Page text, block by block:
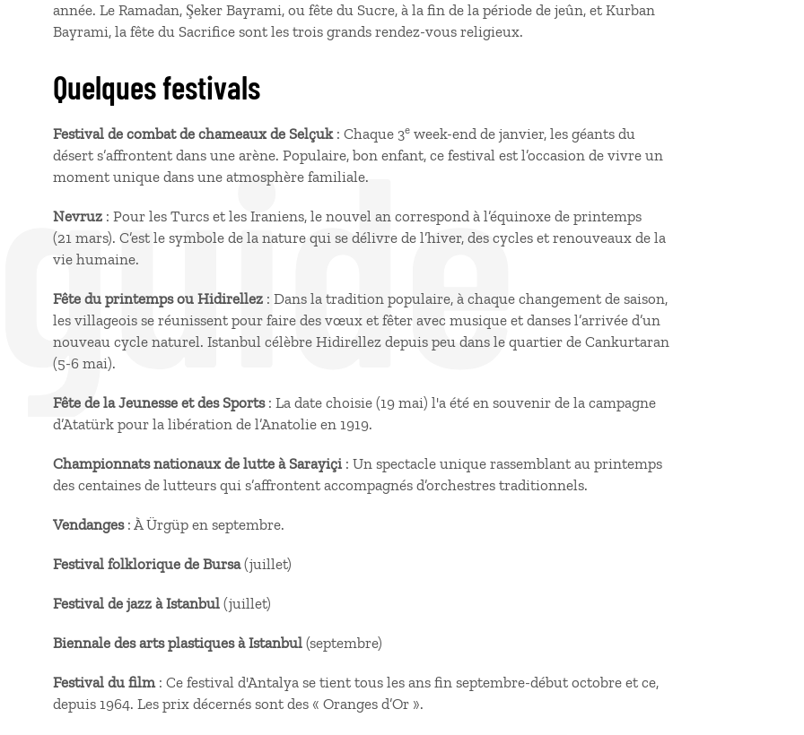
année. Le Ramadan, Şeker Bayrami, ou fête du Sucre, à la fin de la période de jeûn, et Kurban
Bayrami, la fête du Sacrifice sont les trois grands rendez-vous religieux.
Quelques festivals
Festival de combat de chameaux de Selçuk: Chaque 3e week-end de janvier, les géants du
désert s’affrontent dans une arène. Populaire, bon enfant, ce festival est l’occasion de vivre un
moment unique dans une atmosphère familiale.
Nevruz : Pour les Turcs et les Iraniens, le nouvel an correspond à l’équinoxe de printemps
(21 mars). C’est le symbole de la nature qui se délivre de l’hiver, des cycles et renouveaux de la
vie humaine.
Fête du printemps ou Hidirellez : Dans la tradition populaire, à chaque changement de saison,
les villageois se réunissent pour faire des vœux et fêter avec musique et danses l’arrivée d’un
nouveau cycle naturel. Istanbul célèbre Hidirellez depuis peu dans le quartier de Cankurtaran
(5-6 mai).
Fête de la Jeunesse et des Sports: La date choisie (19 mai) l'a été en souvenir de la campagne
d’Atatürk pour la libération de l’Anatolie en 1919.
Championnats nationaux de lutte à Sarayiçi : Un spectacle unique rassemblant au printemps
des centaines de lutteurs qui s’affrontent accompagnés d’orchestres traditionnels.
Vendanges: À Ürgüp en septembre.
Festival folklorique de Bursa(juillet)
Festival de jazz à Istanbul (juillet)
Biennale des arts plastiques à Istanbul (septembre)
Festival du film: Ce festival d'Antalya se tient tous les ans fin septembre-début octobre et ce,
depuis 1964. Les prix décernés sont des « Oranges d’Or ».